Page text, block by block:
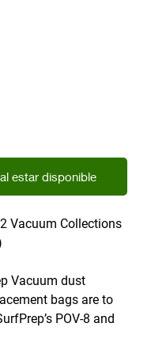
estar disponible
Vacuum Collections
Vacuum dust
bags are to
POV-8 and